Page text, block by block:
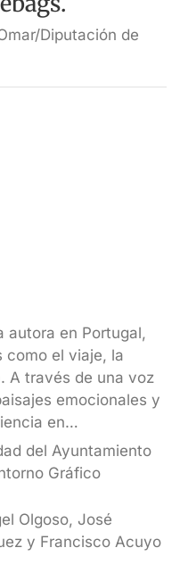
Diputación de
autora en Portugal,
como el viaje, la
A través de una voz
emocionales y
en…
del Ayuntamiento
Gráfico
Olgoso, José
y Francisco Acuyo